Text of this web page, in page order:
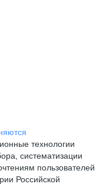
технологии
систематизации
пользователей
Российской